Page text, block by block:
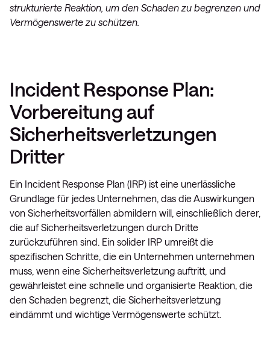
strukturierte Reaktion, um den Schaden zu begrenzen und
Vermögenswerte zu schützen.
Incident Response Plan:
Vorbereitung auf
Sicherheitsverletzungen
Dritter
Ein Incident Response Plan (IRP) ist eine unerlässliche
Grundlage für jedes Unternehmen, das die Auswirkungen
von Sicherheitsvorfällen abmildern will, einschließlich derer,
die auf Sicherheitsverletzungen durch Dritte
zurückzuführen sind. Ein solider IRP umreißt die
spezifischen Schritte, die ein Unternehmen unternehmen
muss, wenn eine Sicherheitsverletzung auftritt, und
gewährleistet eine schnelle und organisierte Reaktion, die
den Schaden begrenzt, die Sicherheitsverletzung
eindämmt und wichtige Vermögenswerte schützt.